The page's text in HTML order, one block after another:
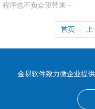
程序也不负众望带来···
首页
金易软件致力微企业提